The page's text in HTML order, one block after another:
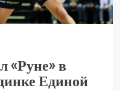
в
Единой